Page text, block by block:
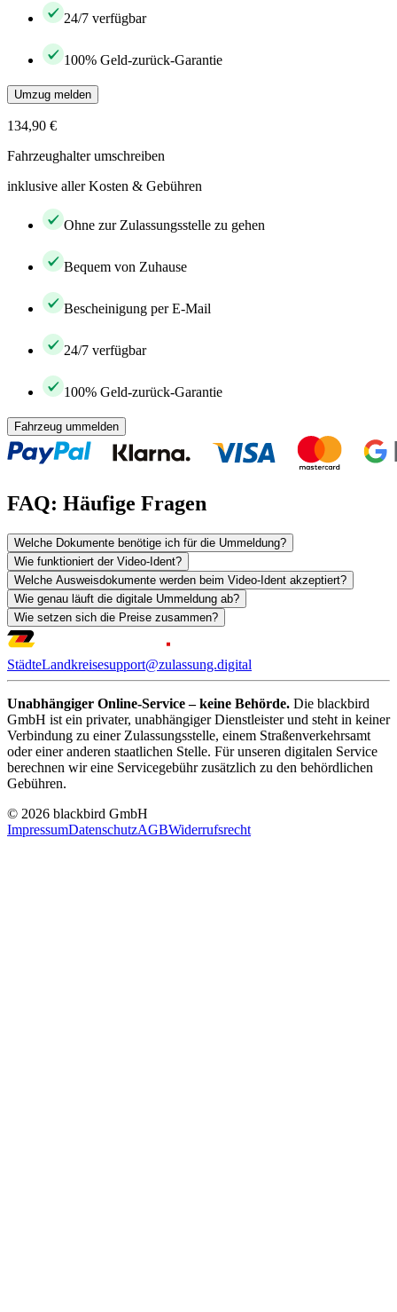
24/7 verfügbar
100% Geld-zurück-Garantie
Umzug melden
134,90 €
Fahrzeughalter umschreiben
inklusive aller Kosten & Gebühren
Ohne zur Zulassungsstelle zu gehen
Bequem von Zuhause
Bescheinigung per E-Mail
24/7 verfügbar
100% Geld-zurück-Garantie
Fahrzeug ummelden
FAQ: Häufige Fragen
Welche Dokumente benötige ich für die Ummeldung?
Wie funktioniert der Video-Ident?
Welche Ausweisdokumente werden beim Video-Ident akzeptiert?
Wie genau läuft die digitale Ummeldung ab?
Wie setzen sich die Preise zusammen?
StädteLandkreisesupport@zulassung.digital
Unabhängiger Online-Service – keine Behörde. Die blackbird
GmbH ist ein privater, unabhängiger Dienstleister und steht in keiner
Verbindung zu einer Zulassungsstelle, einem Straßenverkehrsamt
oder einer anderen staatlichen Stelle. Für unseren digitalen Service
berechnen wir eine Servicegebühr zusätzlich zu den behördlichen
Gebühren.
© 2026 blackbird GmbH
ImpressumDatenschutzAGBWiderrufsrecht